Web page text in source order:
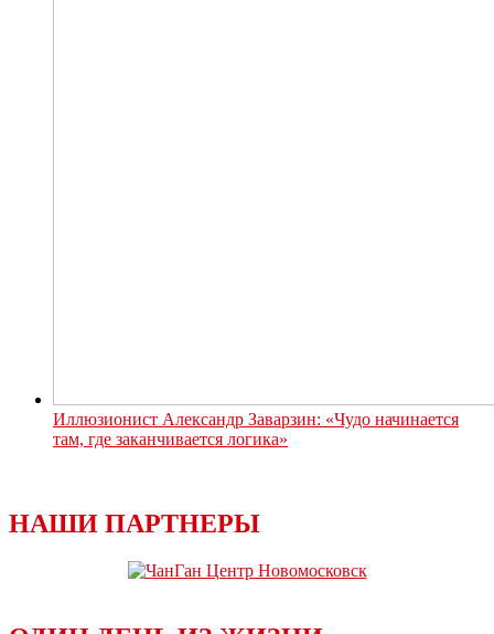
Иллюзионист Александр Заварзин: «Чудо начинается
там, где заканчивается логика»
НАШИ ПАРТНЕРЫ